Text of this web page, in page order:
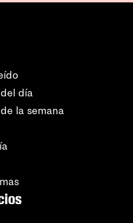
día
la semana